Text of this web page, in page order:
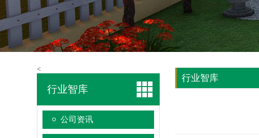
<
行业智库
公司资讯
行业智库